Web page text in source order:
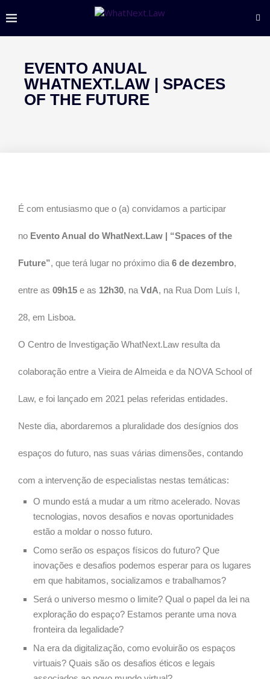
EVENTO ANUAL
WHATNEXT.LAW | SPACES
OF THE FUTURE
É com entusiasmo que o (a) convidamos a participar
no Evento Anual do WhatNext.Law | “Spaces of the
Future”, que terá lugar no próximo dia 6 de dezembro,
entre as 09h15 e as 12h30, na VdA, na Rua Dom Luís I,
28, em Lisboa.
O Centro de Investigação WhatNext.Law resulta da
colaboração entre a Vieira de Almeida e da NOVA School of
Law, e foi lançado em 2021 pelas referidas entidades.
Neste dia, abordaremos a pluralidade dos desígnios dos
espaços do futuro, nas suas várias dimensões, contando
com a intervenção de especialistas nestas temáticas:
O mundo está a mudar a um ritmo acelerado. Novas
tecnologias, novos desafios e novas oportunidades
estão a moldar o nosso futuro.
Como serão os espaços físicos do futuro? Que
inovações e desafios podemos esperar para os lugares
em que habitamos, socializamos e trabalhamos?
Será o universo mesmo o limite? Qual o papel da lei na
exploração do espaço? Estamos perante uma nova
fronteira da legalidade?
Na era da digitalização, como evoluirão os espaços
virtuais? Quais são os desafios éticos e legais